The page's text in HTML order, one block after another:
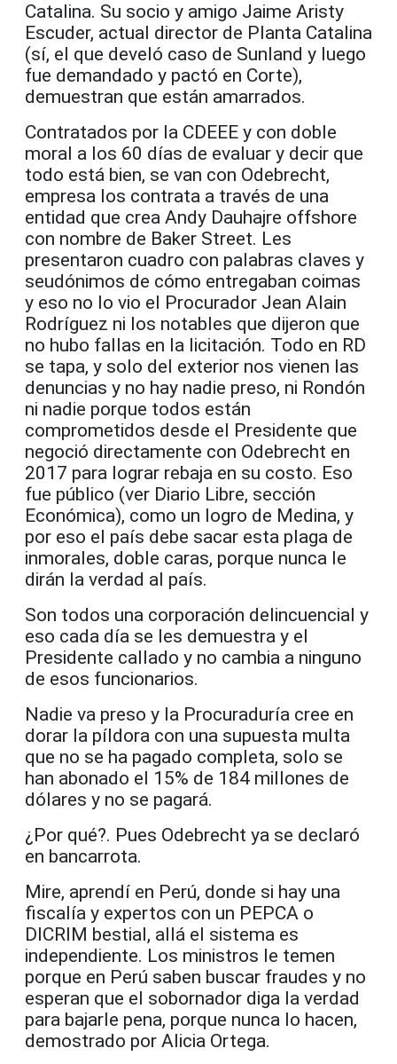
Catalina. Su socio y amigo Jaime Aristy
Escuder, actual director de Planta Catalina
(sí, el que develó caso de Sunland y luego
fue demandado y pactó en Corte),
demuestran que están amarrados.
Contratados por la CDEEE y con doble
moral a los 60 días de evaluar y decir que
todo está bien, se van con Odebrecht,
empresa los contrata a través de una
entidad que crea Andy Dauhajre offshore
con nombre de Baker Street. Les
presentaron cuadro con palabras claves y
seudónimos de cómo entregaban coimas
y eso no lo vio el Procurador Jean Alain
Rodríguez ni los notables que dijeron que
no hubo fallas en la licitación. Todo en RD
se tapa, y solo del exterior nos vienen las
denuncias y no hay nadie preso, ni Rondón
ni nadie porque todos están
comprometidos desde el Presidente que
negoció directamente con Odebrecht en
2017 para lograr rebaja en su costo. Eso
fue público (ver Diario Libre, sección
Económica), como un logro de Medina, y
por eso el país debe sacar esta plaga de
inmorales, doble caras, porque nunca le
dirán la verdad al país.
Son todos una corporación delincuencial y
eso cada día se les demuestra y el
Presidente callado y no cambia a ninguno
de esos funcionarios.
Nadie va preso y la Procuraduría cree en
dorar la píldora con una supuesta multa
que no se ha pagado completa, solo se
han abonado el 15% de 184 millones de
dólares y no se pagará.
¿Por qué?. Pues Odebrecht ya se declaró
en bancarrota.
Mire, aprendí en Perú, donde si hay una
fiscalía y expertos con un PEPCA o
DICRIM bestial, allá el sistema es
independiente. Los ministros le temen
porque en Perú saben buscar fraudes y no
esperan que el sobornador diga la verdad
para bajarle pena, porque nunca lo hacen,
demostrado por Alicia Ortega.